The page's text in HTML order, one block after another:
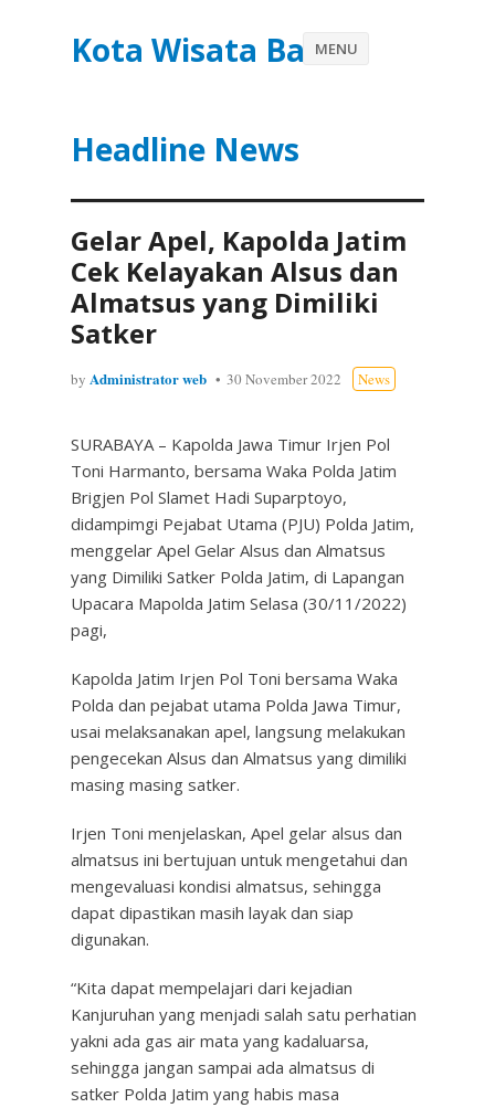
Kota Wisata Batu
Headline News
MENU
Gelar Apel, Kapolda Jatim
Cek Kelayakan Alsus dan
Almatsus yang Dimiliki
Satker
by Administrator web 30 November 2022 News
SURABAYA – Kapolda Jawa Timur Irjen Pol
Toni Harmanto, bersama Waka Polda Jatim
Brigjen Pol Slamet Hadi Suparptoyo,
didampimgi Pejabat Utama (PJU) Polda Jatim,
menggelar Apel Gelar Alsus dan Almatsus
yang Dimiliki Satker Polda Jatim, di Lapangan
Upacara Mapolda Jatim Selasa (30/11/2022)
pagi,
Kapolda Jatim Irjen Pol Toni bersama Waka
Polda dan pejabat utama Polda Jawa Timur,
usai melaksanakan apel, langsung melakukan
pengecekan Alsus dan Almatsus yang dimiliki
masing masing satker.
Irjen Toni menjelaskan, Apel gelar alsus dan
almatsus ini bertujuan untuk mengetahui dan
mengevaluasi kondisi almatsus, sehingga
dapat dipastikan masih layak dan siap
digunakan.
“Kita dapat mempelajari dari kejadian
Kanjuruhan yang menjadi salah satu perhatian
yakni ada gas air mata yang kadaluarsa,
sehingga jangan sampai ada almatsus di
satker Polda Jatim yang habis masa